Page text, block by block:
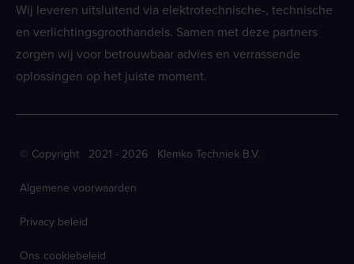
Wij leveren uitsluitend via elektrotechnische-, technische
en verlichtingsgroothandels. Samen met deze partners
zorgen wij voor betrouwbaar advies en verrassende
oplossingen op het juiste moment.
© Copyright 2021 - 2026 Klemko Techniek B.V.
Algemene voorwaarden
Privacy beleid
Ons cookiebeleid